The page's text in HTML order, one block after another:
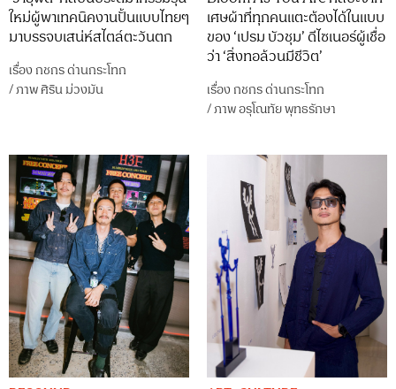
ใหม่ผู้พาเทคนิคงานปั้นแบบไทยๆ
มาบรรจบเสน่ห์สไตล์ตะวันตก
เรื่อง กชกร ด่านกระโทก
/ภาพศิริน ม่วงมัน
เศษผ้าที่ทุกคนแตะต้องได้ในแบบ
ของ ‘เปรม บัวชุม’ ดีไซเนอร์ผู้เชื่อ
ว่า ‘สิ่งทอล้วนมีชีวิต’
เรื่อง กชกร ด่านกระโทก
/ภาพอรุโณทัย พุทธรักษา